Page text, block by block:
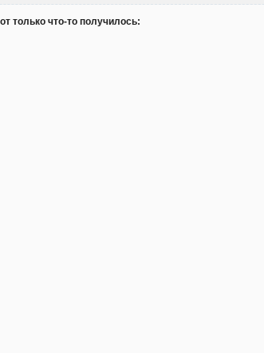
только что-то получилось: